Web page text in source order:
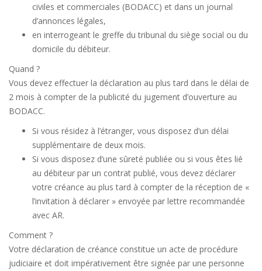
civiles et commerciales (BODACC) et dans un journal
d’annonces légales,
en interrogeant le greffe du tribunal du siège social ou du
domicile du débiteur.
Quand ?
Vous devez effectuer la déclaration au plus tard dans le délai de
2 mois à compter de la publicité du jugement d’ouverture au
BODACC.
Si vous résidez à l’étranger, vous disposez d’un délai
supplémentaire de deux mois.
Si vous disposez d’une sûreté publiée ou si vous êtes lié
au débiteur par un contrat publié, vous devez déclarer
votre créance au plus tard à compter de la réception de «
l’invitation à déclarer » envoyée par lettre recommandée
avec AR.
Comment ?
Votre déclaration de créance constitue un acte de procédure
judiciaire et doit impérativement être signée par une personne